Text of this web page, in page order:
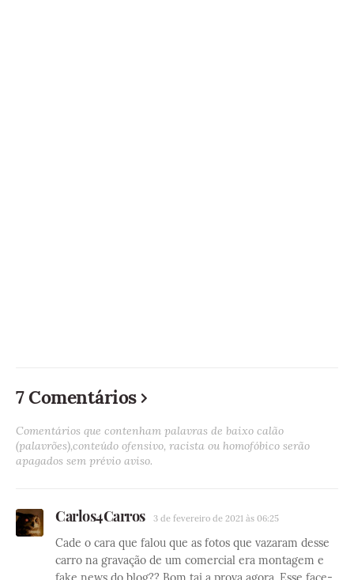
7 Comentários
Comentários que contenham palavras de baixo calão
(palavrões),conteúdo ofensivo, racista ou homofóbico serão
apagados sem prévio aviso.
Carlos4Carros 3 de fevereiro de 2021 às 06:25
Cade o cara que falou que as fotos que vazaram desse
carro na gravação de um comercial era montagem e